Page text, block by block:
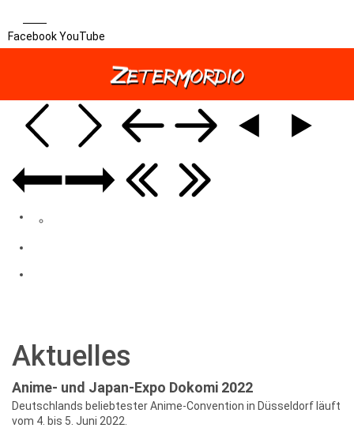
FacebookYouTube
Aktuelles
Anime- und Japan-Expo Dokomi 2022
Deutschlands beliebtester Anime-Convention in Düsseldorf läuft
vom 4. bis 5. Juni 2022.